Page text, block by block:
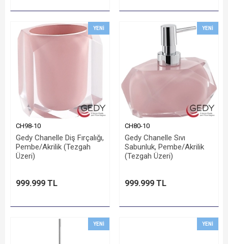
YENI
CH98-10
Gedy Chanelle Diş Fırçalığı,
Pembe/Akrilik (Tezgah
Üzeri)
999.999 TL
YENI
CH80-10
Gedy Chanelle Sıvı
Sabunluk, Pembe/Akrilik
(Tezgah Üzeri)
999.999 TL
YENI YENI